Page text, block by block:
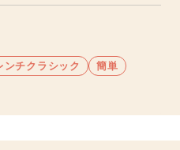
ンチクラシック
簡単